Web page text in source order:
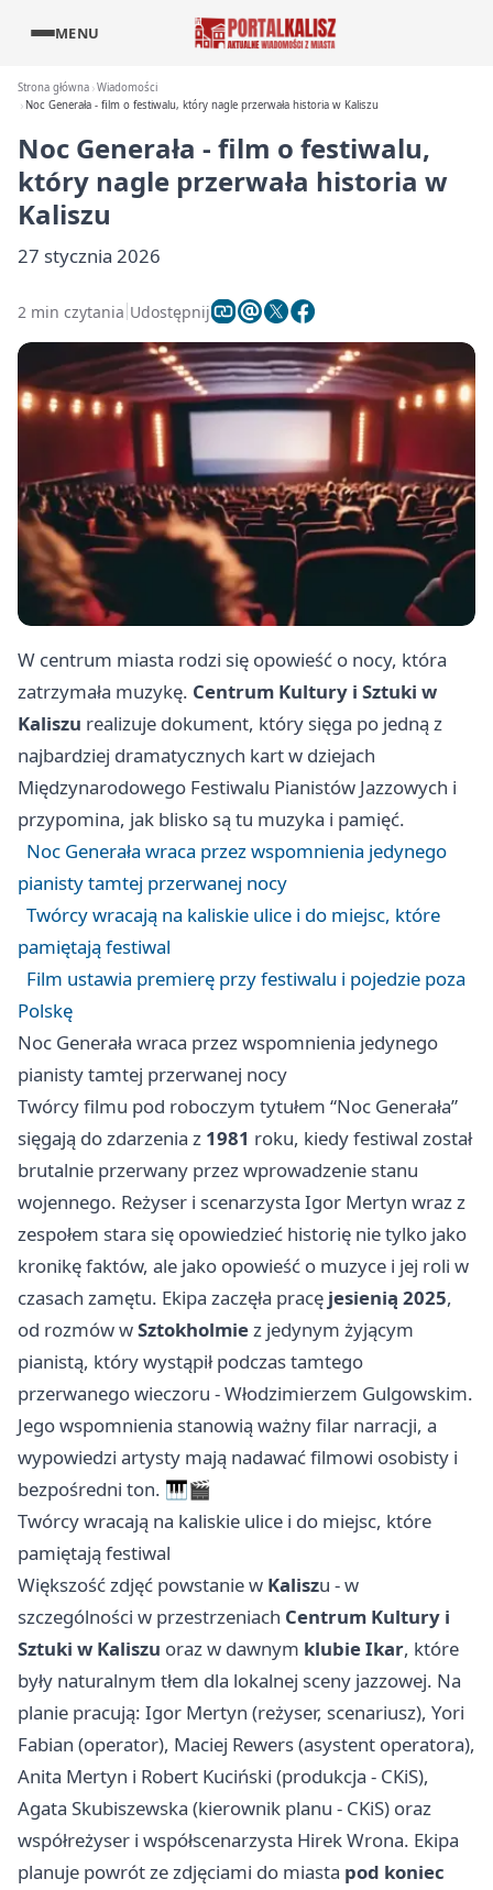
MENU
Strona główna Wiadomości
Noc Generała - film o festiwalu, który nagle przerwała historia w Kaliszu
Noc Generała - film o festiwalu,
który nagle przerwała historia w
Kaliszu
27 stycznia 2026
2 min czytania Udostępnij
W centrum miasta rodzi się opowieść o nocy, która
zatrzymała muzykę. Centrum Kultury i Sztuki w
Kaliszu realizuje dokument, który sięga po jedną z
najbardziej dramatycznych kart w dziejach
Międzynarodowego Festiwalu Pianistów Jazzowych i
przypomina, jak blisko są tu muzyka i pamięć.
Noc Generała wraca przez wspomnienia jedynego
pianisty tamtej przerwanej nocy
Twórcy wracają na kaliskie ulice i do miejsc, które
pamiętają festiwal
Film ustawia premierę przy festiwalu i pojedzie poza
Polskę
Noc Generała wraca przez wspomnienia jedynego
pianisty tamtej przerwanej nocy
Twórcy filmu pod roboczym tytułem “Noc Generała”
sięgają do zdarzenia z 1981 roku, kiedy festiwal został
brutalnie przerwany przez wprowadzenie stanu
wojennego. Reżyser i scenarzysta Igor Mertyn wraz z
zespołem stara się opowiedzieć historię nie tylko jako
kronikę faktów, ale jako opowieść o muzyce i jej roli w
czasach zamętu. Ekipa zaczęła pracę jesienią 2025,
od rozmów wSztokholmiez jedynym żyjącym
pianistą, który wystąpił podczas tamtego
przerwanego wieczoru - Włodzimierzem Gulgowskim.
Jego wspomnienia stanowią ważny filar narracji, a
wypowiedzi artysty mają nadawać filmowi osobisty i
bezpośredni ton. 🎹🎬
Twórcy wracają na kaliskie ulice i do miejsc, które
pamiętają festiwal
Większość zdjęć powstanie w Kaliszu - w
szczególności w przestrzeniach Centrum Kultury i
Sztuki w Kaliszu oraz w dawnym klubie Ikar, które
były naturalnym tłem dla lokalnej sceny jazzowej. Na
planie pracują: Igor Mertyn (reżyser, scenariusz), Yori
Fabian (operator), Maciej Rewers (asystent operatora),
Anita Mertyn i Robert Kuciński (produkcja - CKiS),
Agata Skubiszewska (kierownik planu - CKiS) oraz
współreżyser i współscenarzysta Hirek Wrona. Ekipa
planuje powrót ze zdjęciami do miasta pod koniec